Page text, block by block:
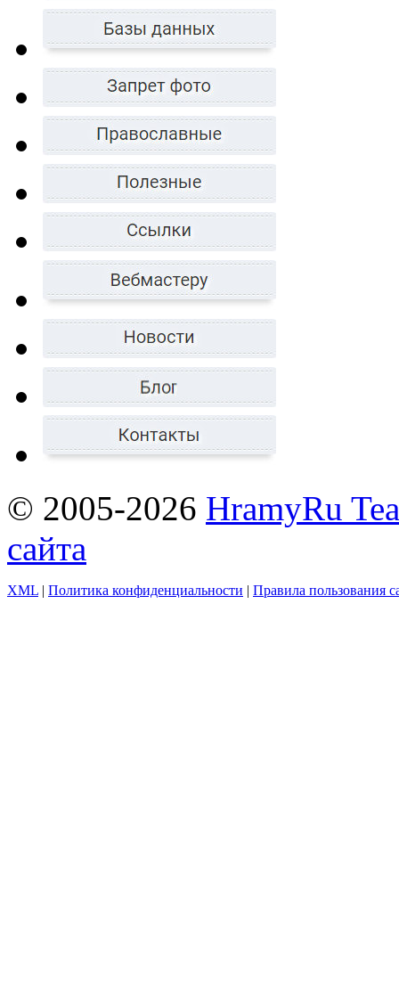
© 2005-2026 HramyRu
сайта
XML | Политика конфиденциальности | Правила пользования